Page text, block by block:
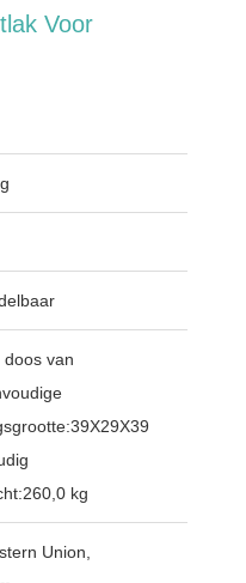
Voor
doos van
kg
Union,